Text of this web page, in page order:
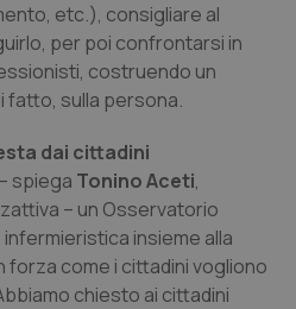
etc.), consigliare al
per poi confrontarsi in
costruendo un
fatto, sulla persona.
dai cittadini
spiega Tonino Aceti,
– un Osservatorio
insieme alla
forza come i cittadini vogliono
chiesto ai cittadini
.youtube.com
5 mesi 4
settimane
2 giorni